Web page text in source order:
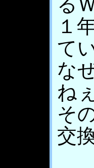
１
て
な
ね
そ
交